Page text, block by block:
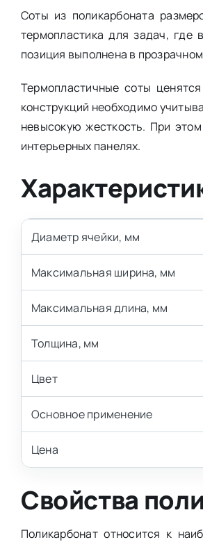
Соты из поликарбоната
термопластика для задач, где
позиция выполнена в
Термопластичные соты
конструкций необходимо
невысокую жесткость. При
интерьерных панелях.
Диаметр ячейки, мм
Максимальная ширина, мм
Максимальная длина, мм
Толщина, мм
Цвет
Основное применение
Цена
Свойства
Поликарбонат относится к